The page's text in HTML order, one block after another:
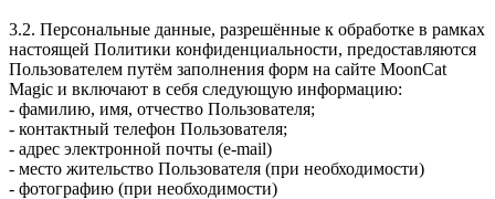
3.2. Персональные данные, разрешённые к обработке в рамках
настоящей Политики конфиденциальности, предоставляются
Пользователем путём заполнения форм на сайте MoonCat
Magic и включают в себя следующую информацию:
- фамилию, имя, отчество Пользователя;
- контактный телефон Пользователя;
- адрес электронной почты (e-mail)
- место жительство Пользователя (при необходимости)
- фотографию (при необходимости)